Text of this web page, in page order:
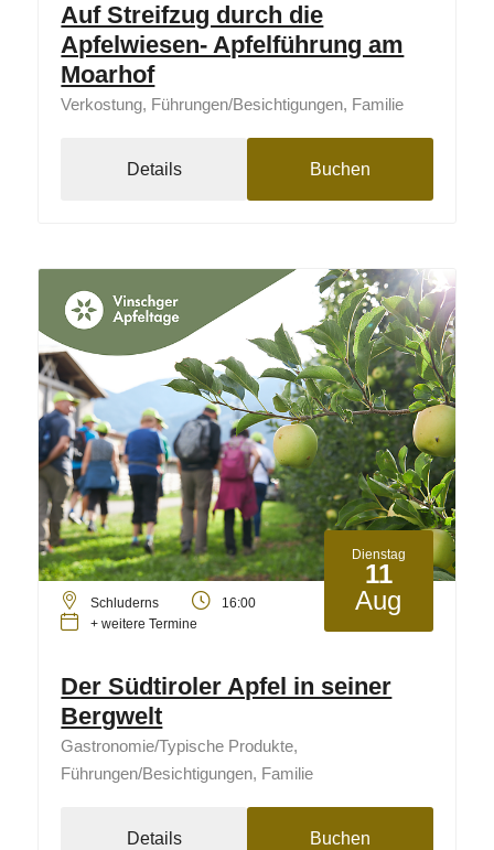
Auf Streifzug durch die
Apfelwiesen- Apfelführung am
Moarhof
Verkostung, Führungen/Besichtigungen, Familie
Details Buchen
Dienstag
11
Aug
Schluderns
16:00
+ weitere Termine
Der Südtiroler Apfel in seiner
Bergwelt
Gastronomie/Typische Produkte,
Führungen/Besichtigungen, Familie
Details Buchen